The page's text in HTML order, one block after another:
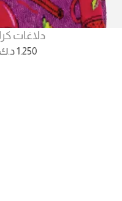
دلاغات
1.250